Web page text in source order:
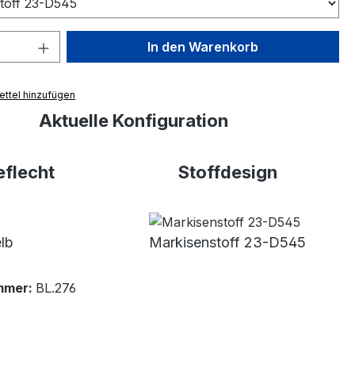
Anzahl: Gib den gewünschten Wert
In den Warenkorb
hinzufügen
Aktuelle Konfiguration
Stoffdesign
Markisenstoff 23-D545
BL.276